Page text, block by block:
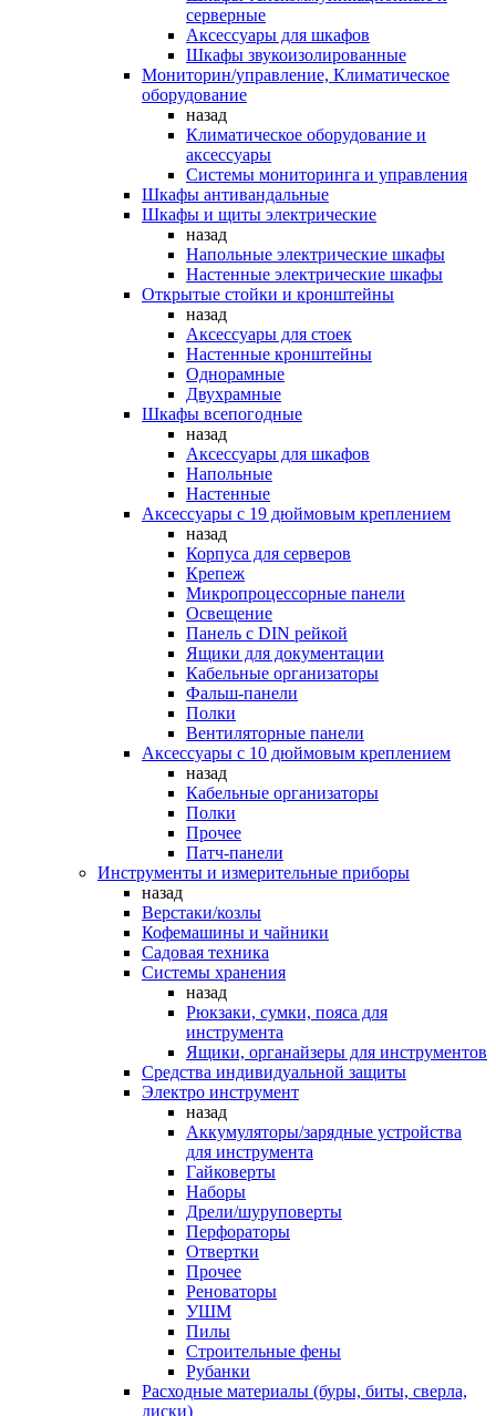
серверные
Аксессуары для шкафов
Шкафы звукоизолированные
Мониторин/управление, Климатическое
оборудование
назад
Климатическое оборудование и
аксессуары
Системы мониторинга и управления
Шкафы антивандальные
Шкафы и щиты электрические
назад
Напольные электрические шкафы
Настенные электрические шкафы
Открытые стойки и кронштейны
назад
Аксессуары для стоек
Настенные кронштейны
Однорамные
Двухрамные
Шкафы всепогодные
назад
Аксессуары для шкафов
Напольные
Настенные
Аксессуары с 19 дюймовым креплением
назад
Корпуса для серверов
Крепеж
Микропроцессорные панели
Освещение
Панель с DIN рейкой
Ящики для документации
Кабельные организаторы
Фальш-панели
Полки
Вентиляторные панели
Аксессуары с 10 дюймовым креплением
назад
Кабельные организаторы
Полки
Прочее
Патч-панели
Инструменты и измерительные приборы
назад
Верстаки/козлы
Кофемашины и чайники
Садовая техника
Системы хранения
назад
Рюкзаки, сумки, пояса для
инструмента
Ящики, органайзеры для инструментов
Средства индивидуальной защиты
Электро инструмент
назад
Аккумуляторы/зарядные устройства
для инструмента
Гайковерты
Наборы
Дрели/шуруповерты
Перфораторы
Отвертки
Прочее
Реноваторы
УШМ
Пилы
Строительные фены
Рубанки
Расходные материалы (буры, биты, сверла,
диски)